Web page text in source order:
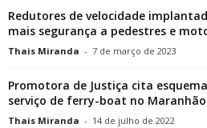
Redutores de velocidade
mais segurança a pedestres e
Thais Miranda - 7 de março de 2023
Promotora de Justiça cita
serviço de ferry-boat no Maranhão
Thais Miranda - 14 de julho de 2022